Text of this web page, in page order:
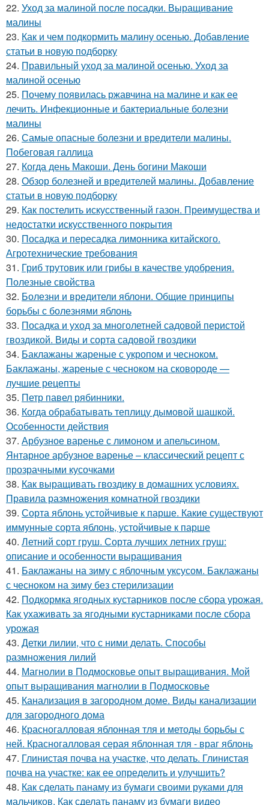
22. Уход за малиной после посадки. Выращивание
малины
23. Как и чем подкормить малину осенью. Добавление
статьи в новую подборку
24. Правильный уход за малиной осенью. Уход за
малиной осенью
25. Почему появилась ржавчина на малине и как ее
лечить. Инфекционные и бактериальные болезни
малины
26. Самые опасные болезни и вредители малины.
Побеговая галлица
27. Когда день Макоши. День богини Макоши
28. Обзор болезней и вредителей малины. Добавление
статьи в новую подборку
29. Как постелить искусственный газон. Преимущества и
недостатки искусственного покрытия
30. Посадка и пересадка лимонника китайского.
Агротехнические требования
31. Гриб трутовик или грибы в качестве удобрения.
Полезные свойства
32. Болезни и вредители яблони. Общие принципы
борьбы с болезнями яблонь
33. Посадка и уход за многолетней садовой перистой
гвоздикой. Виды и сорта садовой гвоздики
34. Баклажаны жареные с укропом и чесноком.
Баклажаны, жареные с чесноком на сковороде —
лучшие рецепты
35. Петр павел рябинники.
36. Когда обрабатывать теплицу дымовой шашкой.
Особенности действия
37. Арбузное варенье с лимоном и апельсином.
Янтарное арбузное варенье – классический рецепт с
прозрачными кусочками
38. Как выращивать гвоздику в домашних условиях.
Правила размножения комнатной гвоздики
39. Сорта яблонь устойчивые к парше. Какие существуют
иммунные сорта яблонь, устойчивые к парше
40. Летний сорт груш. Сорта лучших летних груш:
описание и особенности выращивания
41. Баклажаны на зиму с яблочным уксусом. Баклажаны
с чесноком на зиму без стерилизации
42. Подкормка ягодных кустарников после сбора урожая.
Как ухаживать за ягодными кустарниками после сбора
урожая
43. Детки лилии, что с ними делать. Способы
размножения лилий
44. Магнолии в Подмосковье опыт выращивания. Мой
опыт выращивания магнолии в Подмосковье
45. Канализация в загородном доме. Виды канализации
для загородного дома
46. Красногалловая яблонная тля и методы борьбы с
ней. Красногалловая серая яблонная тля - враг яблонь
47. Глинистая почва на участке, что делать. Глинистая
почва на участке: как ее определить и улучшить?
48. Как сделать панаму из бумаги своими руками для
мальчиков. Как сделать панаму из бумаги видео